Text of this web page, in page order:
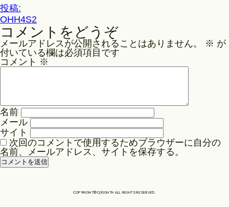
News
Store
ズ
投
稿
ナ
ビ
ゲ
ョ
ン
投稿:
OHH4S2
コメントをどうぞ
メールアドレスが公開されることはありません。 ※ が
付いている欄は必須項目です
コメント ※
名前
メール
サイト
次回のコメントで使用するためブラウザーに自分の
名前、メールアドレス、サイトを保存する。
COPYRIGHT©O/EIGHTH ALL RIGHTS RESERVED.